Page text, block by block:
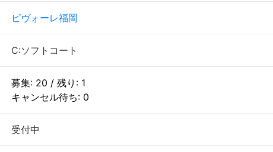
ピヴォーレ福岡
C:ソフトコート
募集: 20 / 残り: 1
キャンセル待ち: 0
受付中